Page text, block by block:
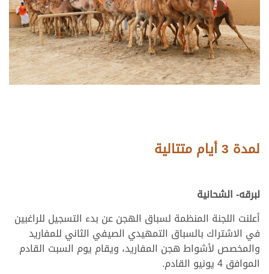
لمدة 3 أيام متتالية
لبرقه- الشحانية
أعلنت اللجنة المنظمة لسباق الهجن عن بدء التسجيل للراغبين
في الاشتراك بالسباق التمهيدي الصيفي الثاني للمفاريد
والمخصص لأشواط هجن المفاريد، ويقام يوم السبت القادم
الموافق 4 يونيو القادم.